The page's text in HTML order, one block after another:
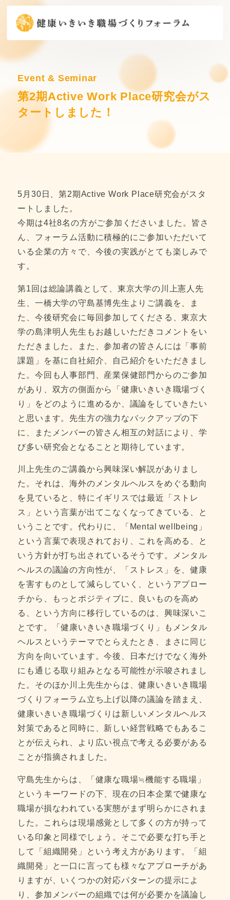
Event & Seminar
第2期Active Work Place研究会がス
タートしました！
5月30日、第2期Active Work Place研究会がスタ
ートしました。
今期は4社8名の方がご参加くださいました。皆さ
ん、フォーラム活動に積極的にご参加いただいて
いる企業の方々で、今後の実践がとても楽しみで
す。
第1回は総論講義として、東京大学の川上憲人先
生、一橋大学の守島基博先生よりご講義を、ま
た、今後研究会に毎回参加してくださる、東京大
学の島津明人先生もお越しいただきコメントをい
ただきました。また、参加者の皆さんには「事前
課題」を基に自社紹介、自己紹介をいただきまし
た。今回も人事部門、産業保健部門からのご参加
があり、双方の側面から「健康いきいき職場づく
り」をどのように進めるか、議論をしていきたい
と思います。先生方の強力なバックアップの下
に、またメンバーの皆さん相互の対話により、学
び多い研究会となることと期待しています。
川上先生のご講義から興味深い解説がありまし
た。それは、海外のメンタルヘルスをめぐる動向
を見ていると、特にイギリスでは最近「ストレ
ス」という言葉が出てこなくなってきている、と
いうことです。代わりに、「Mental wellbeing」
という言葉で表現されており、これを高める、と
いう方針が打ち出されているそうです。メンタル
ヘルスの議論の方向性が、「ストレス」を、健康
を害すものとして減らしていく、というアプロー
チから、もっとポジティブに、良いものを高め
る、という方向に移行しているのは、興味深いこ
とです。「健康いきいき職場づくり」もメンタル
ヘルスというテーマでとらえたとき、まさに同じ
方向を向いています。今後、日本だけでなく海外
にも通じる取り組みとなる可能性が示唆されまし
た。そのほか川上先生からは、健康いきいき職場
づくりフォーラム立ち上げ以降の議論を踏まえ、
健康いきいき職場づくりは新しいメンタルヘルス
対策であると同時に、新しい経営戦略でもあるこ
とが伝えられ、より広い視点で考える必要がある
ことが指摘されました。
守島先生からは、「健康な職場≒機能する職場」
というキーワードの下、現在の日本企業で健康な
職場が損なわれている実態がまず明らかにされま
した。これらは現場感覚として多くの方が持って
いる印象と同様でしょう。そこで必要な打ち手と
して「組織開発」という考え方があります。「組
織開発」と一口に言っても様々なアプローチがあ
りますが、いくつかの対応パターンの提示によ
り、参加メンバーの組織では何が必要かを議論し